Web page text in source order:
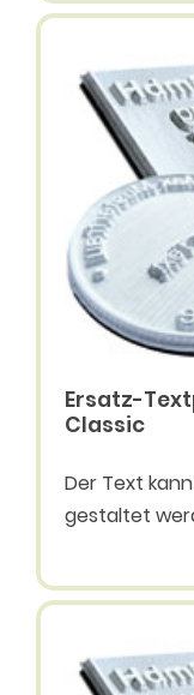
Ersatz-
Classic
Der Text
gestaltet